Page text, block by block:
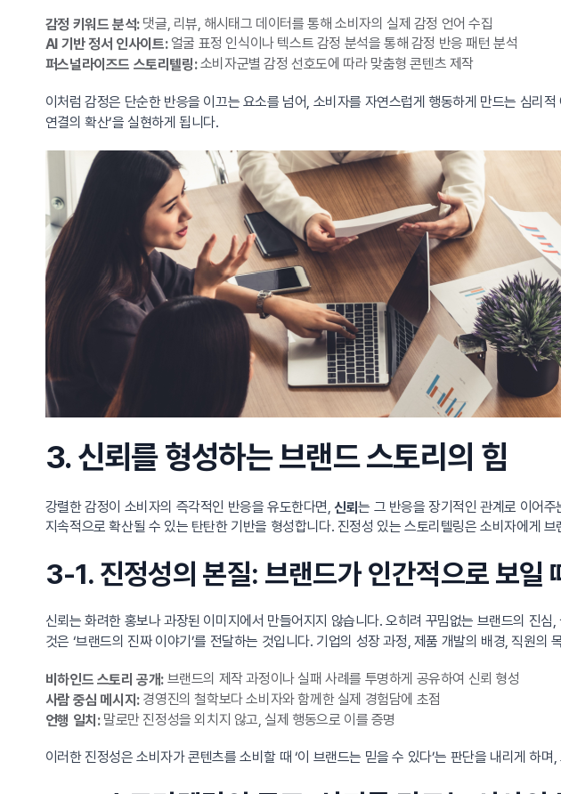
감정 키워드 분석:댓글, 리뷰, 해시태그 데이터를 통해 소비자의 실제 감정 언어 수집
AI 기반 정서 인사이트:얼굴 표정 인식이나 텍스트 감정 분석을 통해 감정 반응 패턴 분석
퍼스널라이즈드 스토리텔링:소비자군별 감정 선호도에 따라 맞춤형 콘텐츠 제작
이처럼 감정은 단순한 반응을 이끄는 요소를 넘어, 소비자를 자연스럽게 행동하게 만드는 심리
연결의 확산’을 실현하게 됩니다.
3. 신뢰를 형성하는 브랜드 스토리의 힘
강렬한 감정이 소비자의 즉각적인 반응을 유도한다면, 신뢰는 그 반응을 장기적인 관계로 이어
지속적으로 확산될 수 있는 탄탄한 기반을 형성합니다. 진정성 있는 스토리텔링은 소비자에게
3-1. 진정성의 본질: 브랜드가 인간적으로 보일
신뢰는 화려한 홍보나 과장된 이미지에서 만들어지지 않습니다. 오히려 꾸밈없는 브랜드의 진
것은 ‘브랜드의 진짜 이야기’를 전달하는 것입니다. 기업의 성장 과정, 제품 개발의 배경, 직원의
비하인드 스토리 공개:브랜드의 제작 과정이나 실패 사례를 투명하게 공유하여 신뢰 형성
사람 중심 메시지:경영진의 철학보다 소비자와 함께한 실제 경험담에 초점
언행 일치:말로만 진정성을 외치지 않고, 실제 행동으로 이를 증명
이러한 진정성은 소비자가 콘텐츠를 소비할 때 ‘이 브랜드는 믿을 수 있다’는 판단을 내리게 하